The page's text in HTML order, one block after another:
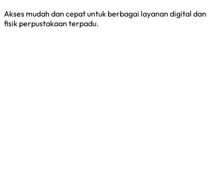
Akses mudah dan cepat untuk berbagai layanan digital dan
fisik perpustakaan terpadu.